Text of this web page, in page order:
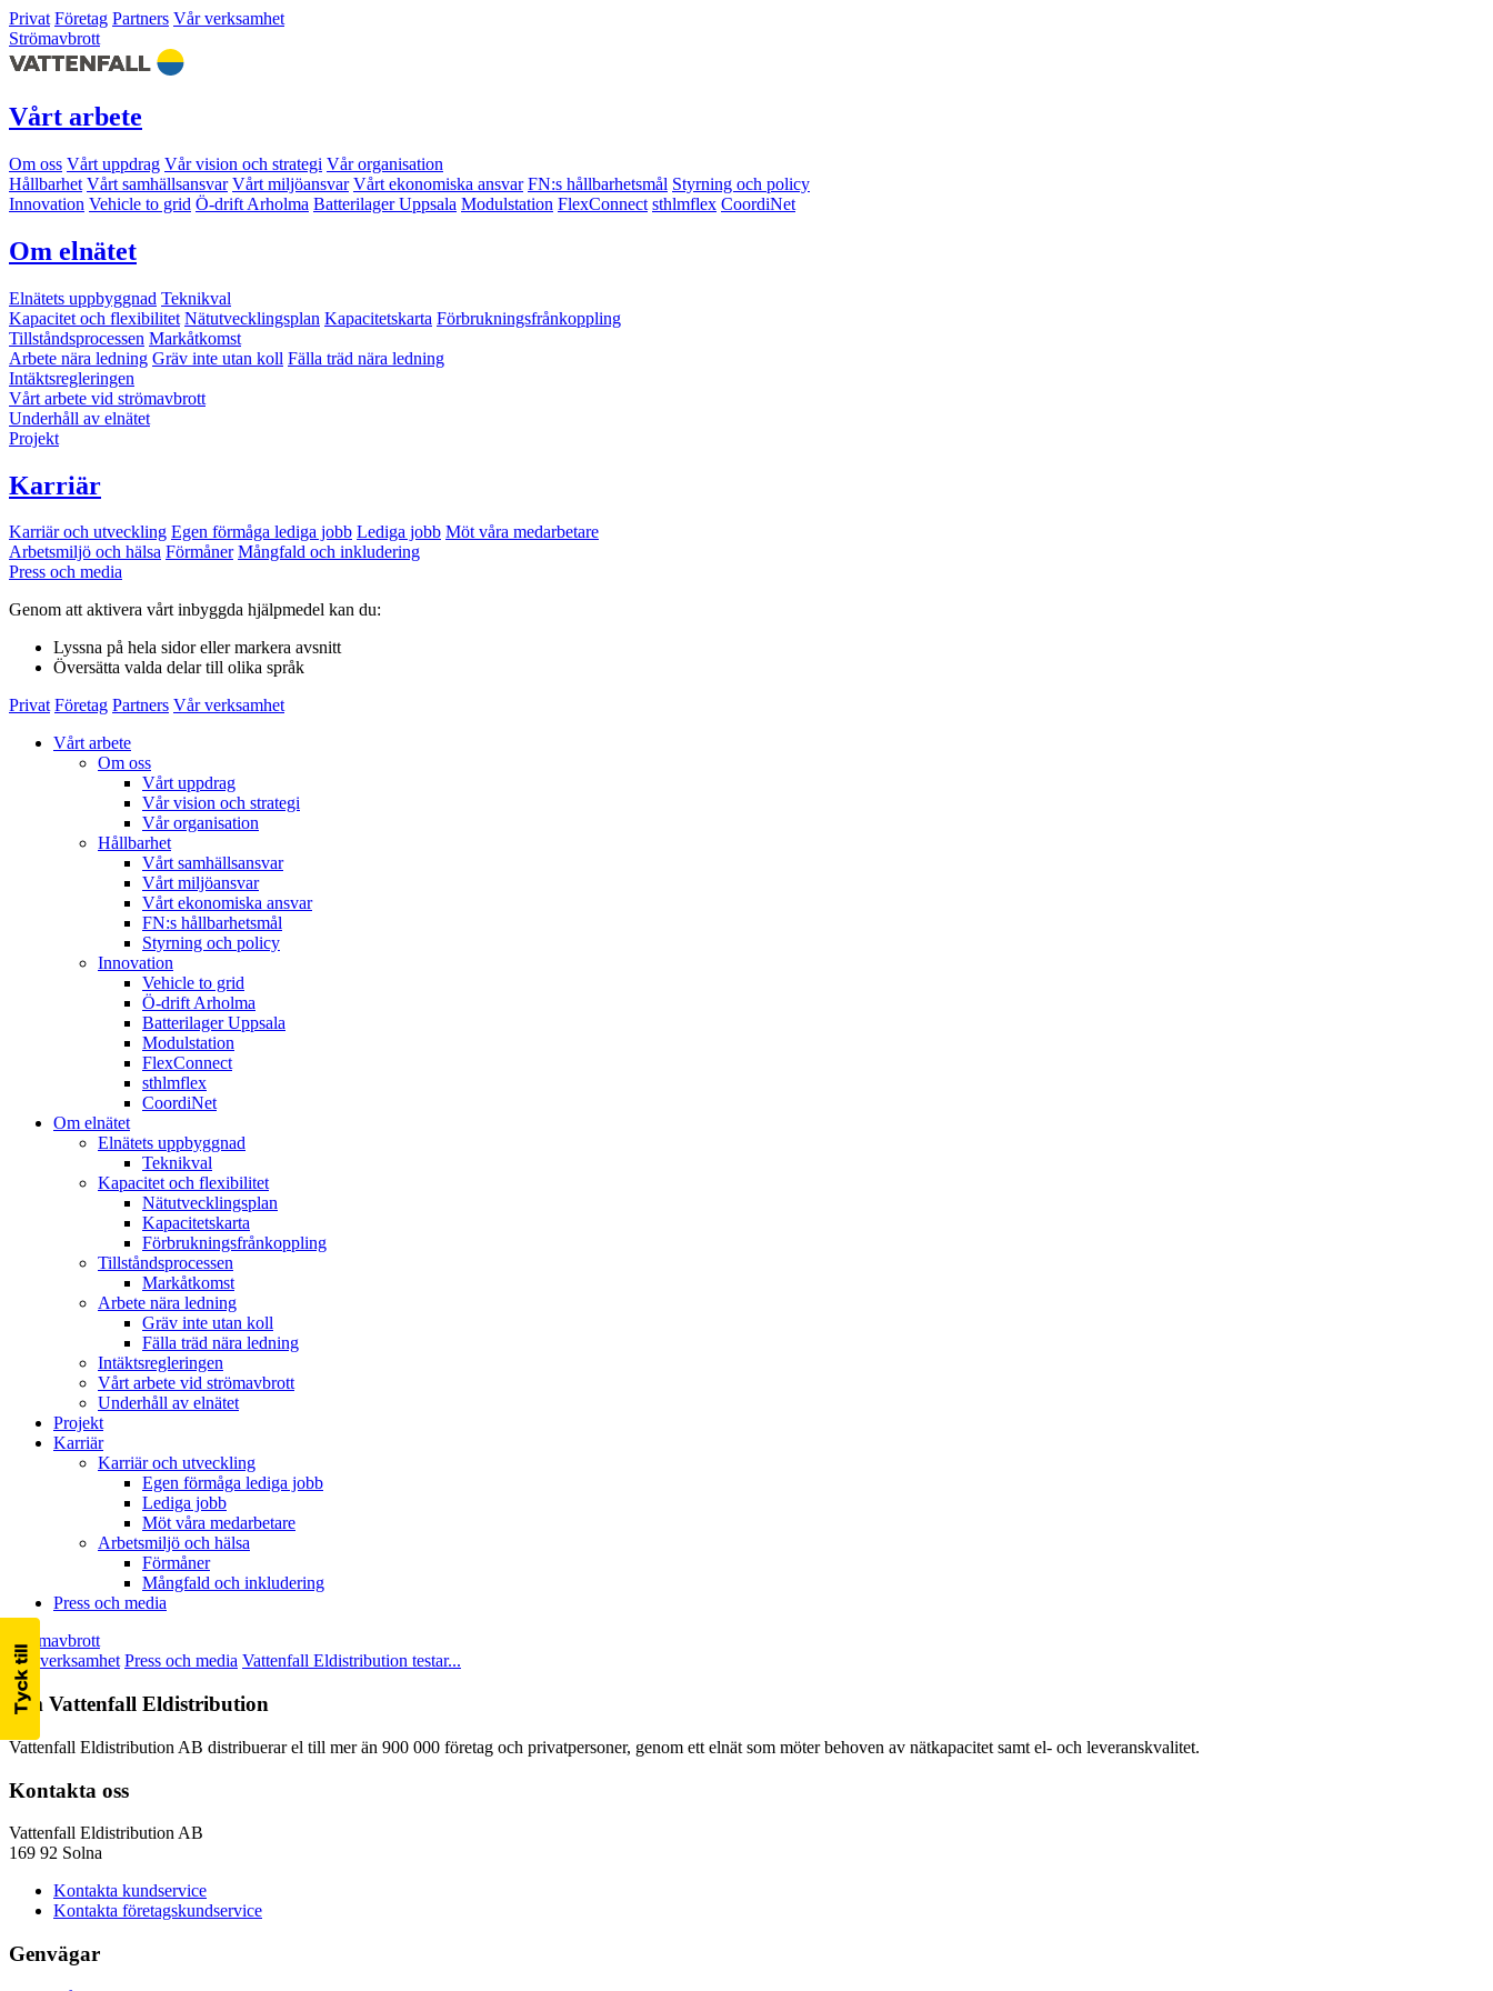
Privat Företag Partners Vår verksamhet
Strömavbrott
Vårt arbete
Om oss Vårt uppdrag Vår vision och strategi Vår organisation
Hållbarhet Vårt samhällsansvar Vårt miljöansvar Vårt ekonomiska ansvar FN:s hållbarhetsmål Styrning och policy
Innovation Vehicle to grid Ö-drift Arholma Batterilager Uppsala Modulstation FlexConnect sthlmflex CoordiNet
Om elnätet
Elnätets uppbyggnad Teknikval
Kapacitet och flexibilitet Nätutvecklingsplan Kapacitetskarta Förbrukningsfrånkoppling
Tillståndsprocessen Markåtkomst
Arbete nära ledning Gräv inte utan koll Fälla träd nära ledning
Intäktsregleringen
Vårt arbete vid strömavbrott
Underhåll av elnätet
Projekt
Karriär
Karriär och utveckling Egen förmåga lediga jobb Lediga jobb Möt våra medarbetare
Arbetsmiljö och hälsa Förmåner Mångfald och inkludering
Press och media
Genom att aktivera vårt inbyggda hjälpmedel kan du:
Lyssna på hela sidor eller markera avsnitt
Översätta valda delar till olika språk
Privat Företag Partners Vår verksamhet
Vårt arbete
Om oss
Vårt uppdrag
Vår vision och strategi
Vår organisation
Hållbarhet
Vårt samhällsansvar
Vårt miljöansvar
Vårt ekonomiska ansvar
FN:s hållbarhetsmål
Styrning och policy
Innovation
Vehicle to grid
Ö-drift Arholma
Batterilager Uppsala
Modulstation
FlexConnect
sthlmflex
CoordiNet
Om elnätet
Elnätets uppbyggnad
Teknikval
Kapacitet och flexibilitet
Nätutvecklingsplan
Kapacitetskarta
Förbrukningsfrånkoppling
Tillståndsprocessen
Markåtkomst
Arbete nära ledning
Gräv inte utan koll
Fälla träd nära ledning
Intäktsregleringen
Vårt arbete vid strömavbrott
Underhåll av elnätet
Projekt
Karriär
Karriär och utveckling
Egen förmåga lediga jobb
Lediga jobb
Möt våra medarbetare
Arbetsmiljö och hälsa
Förmåner
Mångfald och inkludering
Press och media
Strömavbrott
Vår verksamhet Press och media Vattenfall Eldistribution testar...
Om Vattenfall Eldistribution
Vattenfall Eldistribution AB distribuerar el till mer än 900 000 företag och privatpersoner, genom ett elnät som möter behoven av nätkapacitet samt el- och leveranskvalitet.
Kontakta oss
Vattenfall Eldistribution AB
169 92 Solna
Kontakta kundservice
Kontakta företagskundservice
Genvägar